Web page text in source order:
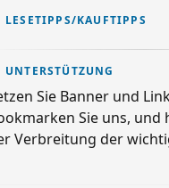
LESETIPPS/KAUFTIPPS
UNTERSTÜTZUNG
Sie Banner und
Sie uns, und
Verbreitung der